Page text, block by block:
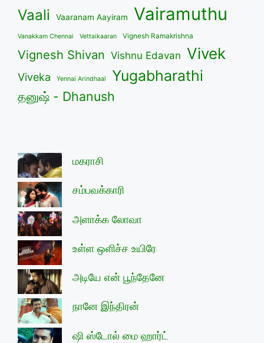
Vaali Vaaranam Aayiram Vairamuthu
Vanakkam Chennai Vettaikaaran Vignesh Ramakrishna
Vignesh Shivan Vishnu Edavan Vivek
Viveka Yennai Arindhaal Yugabharathi
தனுஷ் - Dhanush
மகராசி
சம்பவக்காரி
அளாக்க லோவா
உள்ள ஒளிச்ச உயிரே
அடியே என் பூந்தேனே
நானே இந்திரன்
ஷி ஸ்டோல் மை ஹார்ட்